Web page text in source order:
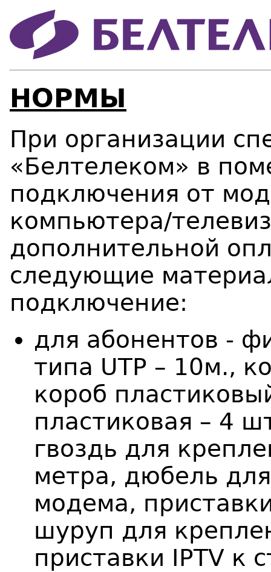
НОРМЫ
При организации
«Белтелеком» в
подключения от
компьютера/
дополнительной
следующие
подключение:
для абонентов -
типа UTP – 10м.,
короб
пластиковая – 4
гвоздь для
метра, дюбель
модема,
шуруп для
приставки IPTV к